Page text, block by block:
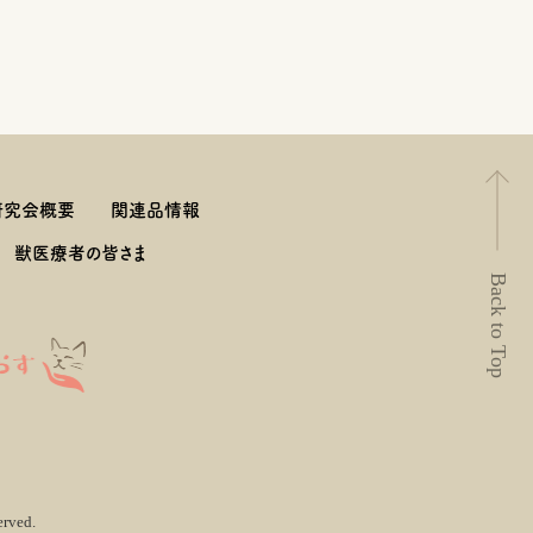
Back to Top
会概要
関連品情報
獣医療者の皆さま